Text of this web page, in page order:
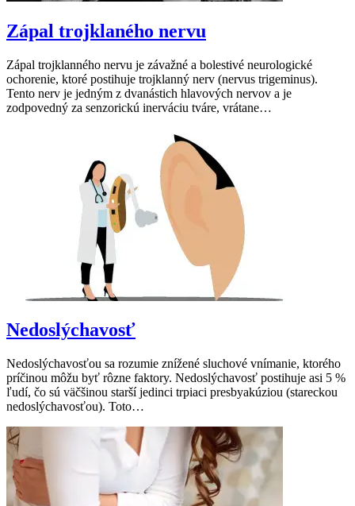
Zápal trojklaného nervu
Zápal trojklanného nervu je závažné a bolestivé neurologické
ochorenie, ktoré postihuje trojklanný nerv (nervus trigeminus).
Tento nerv je jedným z dvanástich hlavových nervov a je
zodpovedný za senzorickú inerváciu tváre, vrátane…
Nedoslýchavosť
Nedoslýchavosťou sa rozumie znížené sluchové vnímanie, ktorého
príčinou môžu byť rôzne faktory. Nedoslýchavosť postihuje asi 5 %
ľudí, čo sú väčšinou starší jedinci trpiaci presbyakúziou (stareckou
nedoslýchavosťou). Toto…